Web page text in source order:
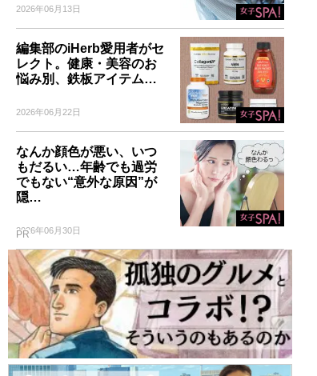
2026年06月13日
編集部のiHerb愛用者がセ
レクト。健康・美容のお
悩み別、鉄板アイテム…
2026年06月22日
なんか顔色が悪い、いつ
もだるい…年齢でも過労
でもない“意外な原因”が
隠…
2026年06月30日
PR